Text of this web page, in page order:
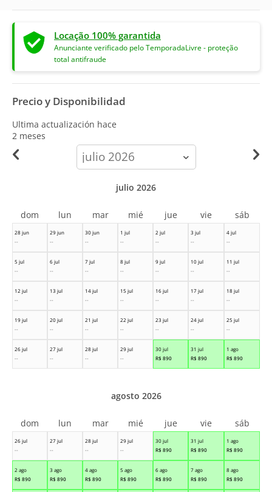
Locação 100% garantida
Anunciante verificado pelo TemporadaLivre - proteção
total antifraude
Precio y Disponibilidad
Ultima actualización hace
2 meses
calendar-
month
28 jun
--
29 jun
--
30 jun
--
1 jul
--
2 jul
--
3 jul
--
4 jul
--
5 jul
--
6 jul
--
7 jul
--
8 jul
--
9 jul
--
10 jul
--
11 jul
--
12 jul
--
13 jul
--
14 jul
--
15 jul
--
16 jul
--
17 jul
--
18 jul
--
19 jul
--
20 jul
--
21 jul
--
22 jul
--
23 jul
--
24 jul
--
25 jul
--
26 jul
--
27 jul
--
28 jul
--
29 jul
--
30 jul
R$ 890
31 jul
R$ 890
1 ago
R$ 890
julio 2026
dom lun mar mié jue vie sáb
26 jul
--
27 jul
--
28 jul
--
29 jul
--
30 jul
R$ 890
31 jul
R$ 890
1 ago
R$ 890
2 ago
R$ 890
3 ago
R$ 890
4 ago
R$ 890
5 ago
R$ 890
6 ago
R$ 890
7 ago
R$ 890
8 ago
R$ 890
agosto 2026
dom lun mar mié jue vie sáb